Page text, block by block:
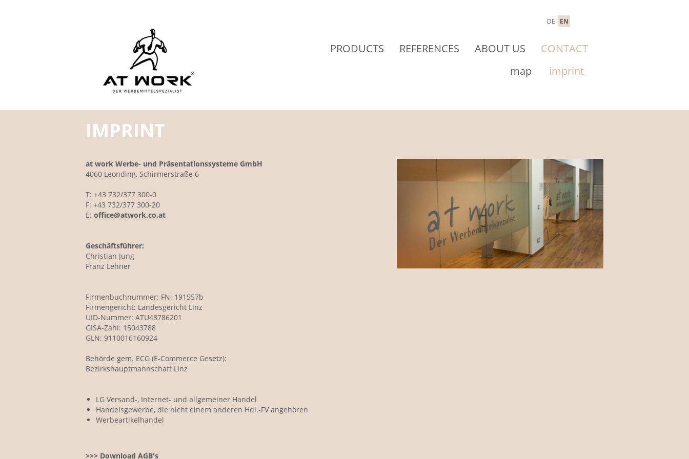
DE EN
PRODUCTS REFERENCES ABOUT US
CONTACT
map
imprint
IMPRINT
at work Werbe- und Präsentationssysteme GmbH
4060 Leonding, Schirmerstraße 6
T: +43 732/377 300-0
F: +43 732/377 300-20
E: office@atwork.co.at
Geschäftsführer:
Christian Jung
Franz Lehner
Firmenbuchnummer: FN: 191557b
Firmengericht: Landesgericht Linz
UID-Nummer: ATU48786201
GISA-Zahl: 15043788
GLN: 9110016160924
Behörde gem. ECG (E-Commerce Gesetz):
Bezirkshauptmannschaft Linz
LG Versand-, Internet- und allgemeiner Handel
Handelsgewerbe, die nicht einem anderen Hdl.-FV angehören
Werbeartikelhandel
>>> Download AGB's